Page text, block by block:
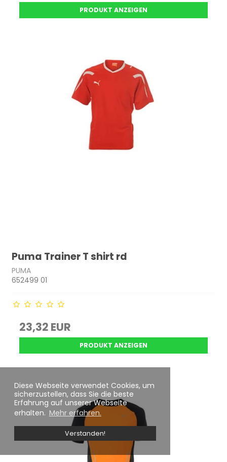
Diese Webseite verwendet Cookies, um
sicherzustellen, dass Sie die beste
Erfahrung auf unserer Webseite
erhalten. Mehr erfahren.
Verstanden!
PRODUKT ANZEIGEN
Puma Trainer T shirt rd
PUMA
652499 01
23,32 EUR
PRODUKT ANZEIGEN